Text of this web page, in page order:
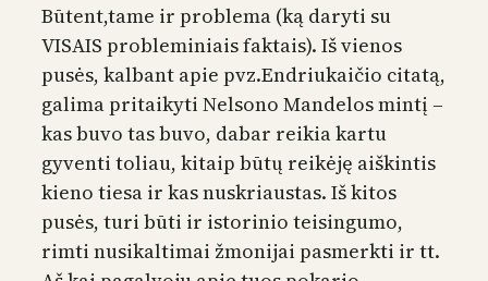
Būtent,tame ir problema (ką daryti su
VISAIS probleminiais faktais). Iš vienos
pusės, kalbant apie pvz.Endriukaičio citatą,
galima pritaikyti Nelsono Mandelos mintį –
kas buvo tas buvo, dabar reikia kartu
gyventi toliau, kitaip būtų reikėję aiškintis
kieno tiesa ir kas nuskriaustas. Iš kitos
pusės, turi būti ir istorinio teisingumo,
rimti nusikaltimai žmonijai pasmerkti ir tt.